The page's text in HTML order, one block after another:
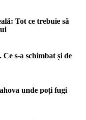
Tot ce trebuie să
s-a schimbat și de
unde poți fugi